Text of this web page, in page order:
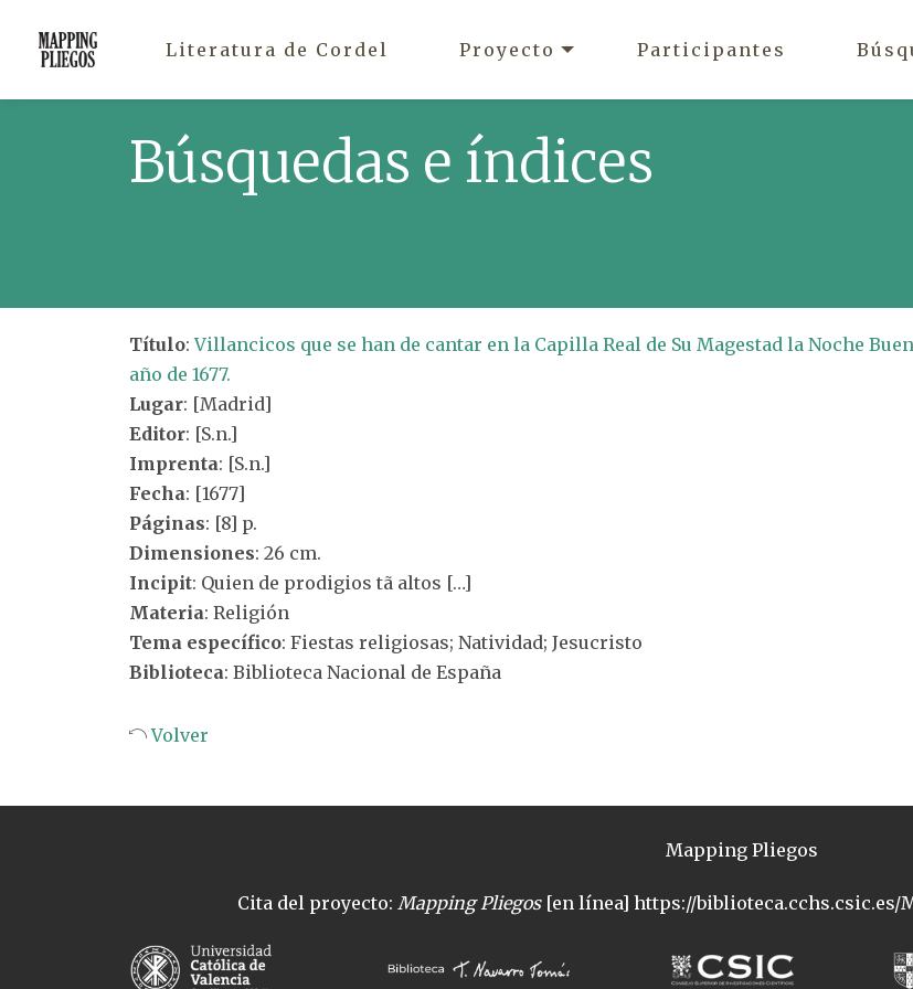
Literatura de Cordel Proyecto Participantes
Búsquedas e índices
Título:Villancicos que se han de cantar en la Capilla Real de Su Magestad la Noche
año de 1677.
Lugar: [Madrid]
Editor: [S.n.]
Imprenta: [S.n.]
Fecha: [1677]
Páginas: [8] p.
Dimensiones: 26 cm.
Incipit: Quien de prodigios tã altos […]
Materia: Religión
Tema específico: Fiestas religiosas; Natividad; Jesucristo
Biblioteca: Biblioteca Nacional de España
Volver
Mapping Pliegos
Cita del proyecto: Mapping Pliegos[en línea] https://biblioteca.cchs.csic.es/